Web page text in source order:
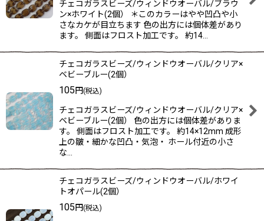
チェコガラスビーズ/ウィンドウオーバル/ブラウ
ン×ホワイト(2個） ＊このカラーはやや凹凸や小
さなカケが目立ちます 色の出方には個体差があり
ます。 側面はフロスト加工です。 約14…
チェコガラスビーズ/ウィンドウオーバル/クリア×
ベビーブルー(2個）
105円(税込)
チェコガラスビーズ/ウィンドウオーバル/クリア×
ベビーブルー(2個） 色の出方には個体差がありま
す。 側面はフロスト加工です。 約14×12mm 成形
上の皺・細かな凹凸・気泡・ ホール付近の小さ
な…
チェコガラスビーズ/ウィンドウオーバル/ホワイ
トオパール(2個）
105円(税込)